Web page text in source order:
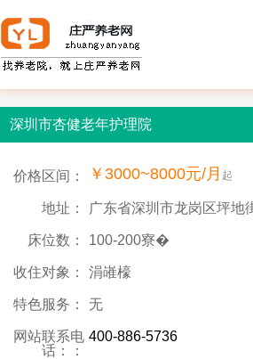
深圳市杏健老年护理院
价格区间： ￥3000~8000元/月 起
地址： 广东省深圳市龙岗区坪地
床位数： 100-200寮�
收住对象： 涓嶉檺
特色服务： 无
网站联系电
话：：
400-886-5736